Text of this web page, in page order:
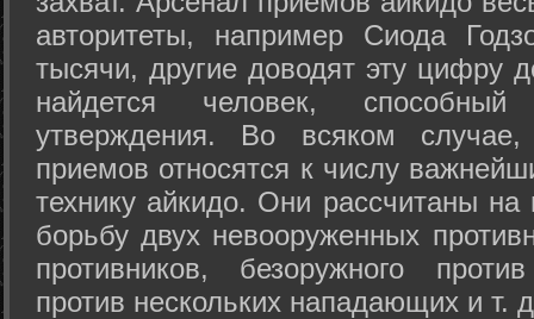
авторитеты, например Сиода
тысячи, другие доводят эту цифру
найдется человек,
утверждения. Во всяком
приемов относятся к числу
технику айкидо. Они рассчитаны
борьбу двух невооруженных
противников, безоружного
против нескольких нападающих и т.